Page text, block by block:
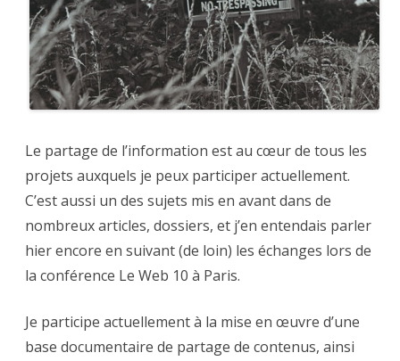
Le partage de l’information est au cœur de tous les
projets auxquels je peux participer actuellement.
C’est aussi un des sujets mis en avant dans de
nombreux articles, dossiers, et j’en entendais parler
hier encore en suivant (de loin) les échanges lors de
la conférence Le Web 10 à Paris.
Je participe actuellement à la mise en œuvre d’une
base documentaire de partage de contenus, ainsi